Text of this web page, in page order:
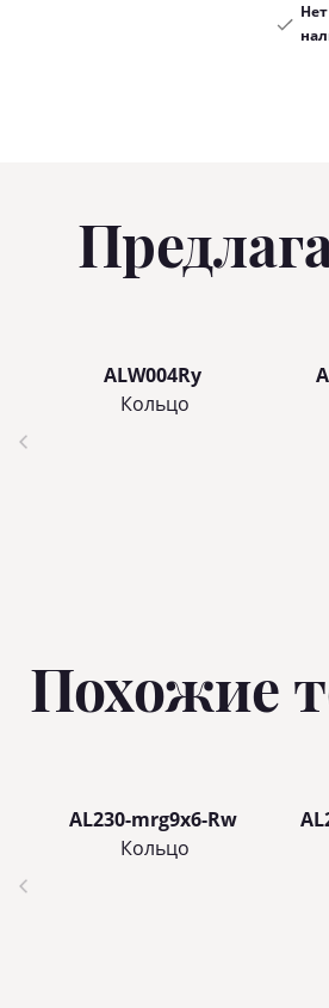
ALW004Ry
Кольцo
Похожие
AL230-mrg9x6-Rw
Кольцo